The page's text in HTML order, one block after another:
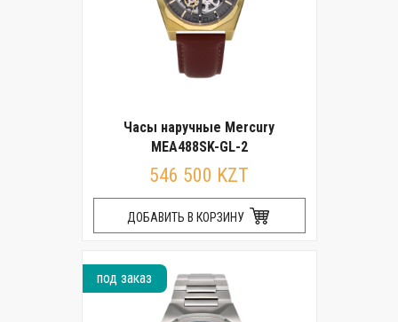
Часы наручные Mercury
MEA488SK-GL-2
546 500 KZT
ДОБАВИТЬ В КОРЗИНУ
под заказ